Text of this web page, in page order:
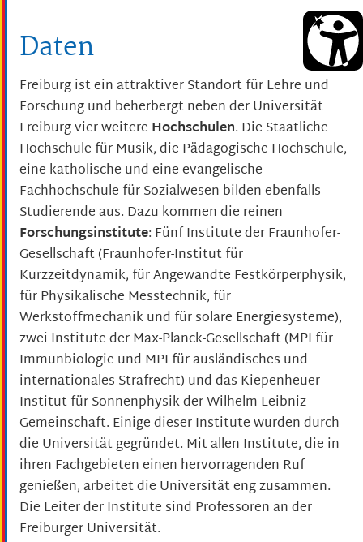
Daten
Freiburg ist ein attraktiver Standort für Lehre und
Forschung und beherbergt neben der Universität
Freiburg vier weitere Hochschulen. Die Staatliche
Hochschule für Musik, die Pädagogische Hochschule,
eine katholische und eine evangelische
Fachhochschule für Sozialwesen bilden ebenfalls
Studierende aus. Dazu kommen die reinen
Forschungsinstitute: Fünf Institute der Fraunhofer-
Gesellschaft (Fraunhofer-Institut für
Kurzzeitdynamik, für Angewandte Festkörperphysik,
für Physikalische Messtechnik, für
Werkstoffmechanik und für solare Energiesysteme),
zwei Institute der Max-Planck-Gesellschaft (MPI für
Immunbiologie und MPI für ausländisches und
internationales Strafrecht) und das Kiepenheuer
Institut für Sonnenphysik der Wilhelm-Leibniz-
Gemeinschaft. Einige dieser Institute wurden durch
die Universität gegründet. Mit allen Institute, die in
ihren Fachgebieten einen hervorragenden Ruf
genießen, arbeitet die Universität eng zusammen.
Die Leiter der Institute sind Professoren an der
Freiburger Universität.